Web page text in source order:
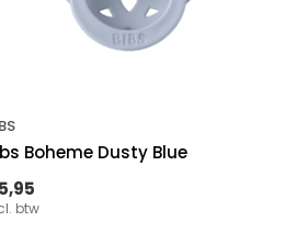
Boheme Dusty Blue
btw